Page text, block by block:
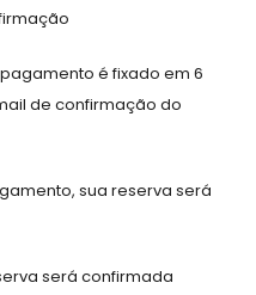
é fixado em 6
de confirmação do
sua reserva será
será confirmada